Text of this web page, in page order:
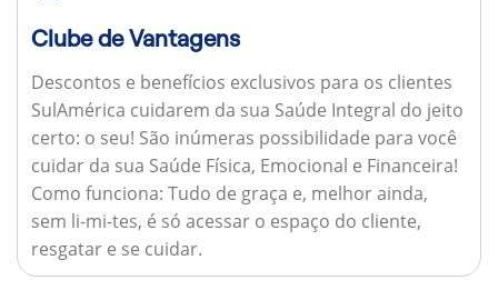
Clube de Vantagens
Descontos e benefícios exclusivos para os clientes
SulAmérica cuidarem da sua Saúde Integral do jeito
certo: o seu! São inúmeras possibilidade para você
cuidar da sua Saúde Física, Emocional e Financeira!
Como funciona: Tudo de graça e, melhor ainda,
sem li-mi-tes, é só acessar o espaço do cliente,
resgatar e se cuidar.